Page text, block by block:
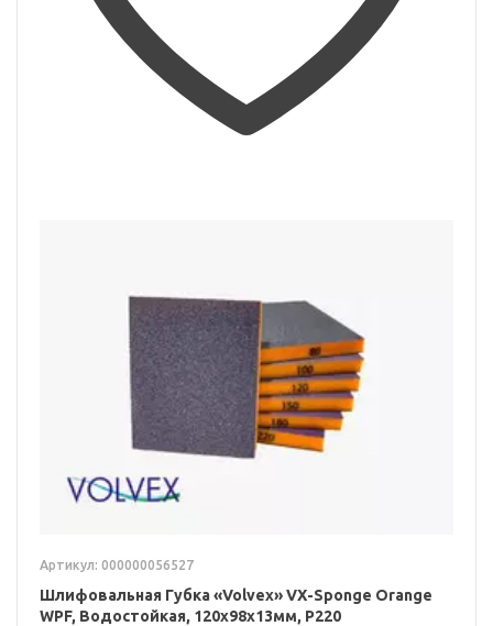
Артикул: 000000056527
Шлифовальная Губка «Volvex» VX-Sponge Orange
WPF, Водостойкая, 120x98x13мм, P220